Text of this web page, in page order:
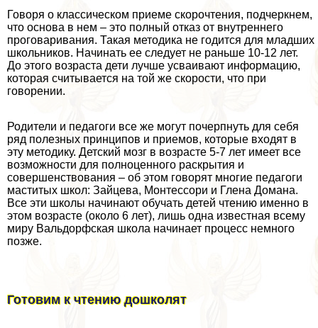
Говоря о классическом приеме скорочтения, подчеркнем,
что основа в нем – это полный отказ от внутреннего
проговаривания. Такая методика не годится для младших
школьников. Начинать ее следует не раньше 10-12 лет.
До этого возраста дети лучше усваивают информацию,
которая считывается на той же скорости, что при
говорении.
Родители и педагоги все же могут почерпнуть для себя
ряд полезных принципов и приемов, которые входят в
эту методику. Детский мозг в возрасте 5-7 лет имеет все
возможности для полноценного раскрытия и
совершенствования – об этом говорят многие педагоги
маститых школ: Зайцева, Монтессори и Глена Домана.
Все эти школы начинают обучать детей чтению именно в
этом возрасте (около 6 лет), лишь одна известная всему
миру Вальдорфская школа начинает процесс немного
позже.
Готовим к чтению дошколят